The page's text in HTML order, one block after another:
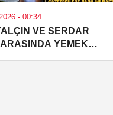
- 00:34
VE SERDAR
YEMEK